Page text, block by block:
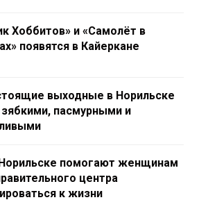
Хоббитов» и «Самолёт в
появятся в Кайеркане
выходные в Норильске
зябкими, пасмурными и
помогают женщинам
центра
к жизни